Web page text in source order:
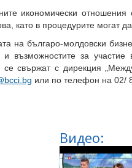
икономически
като в процедурите могат да
на българо-молдовски
възможностите за
свържат с дирекция
или по телефон на 02/
Видео: